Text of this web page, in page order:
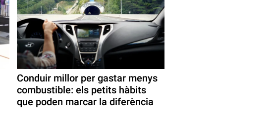
Conduir millor per gastar menys
combustible: els petits hàbits
que poden marcar la diferència